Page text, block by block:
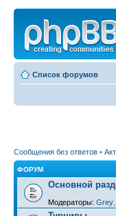
Список форумов
Сообщения без ответов •
ФОРУМ
Основной
Модераторы: Grey